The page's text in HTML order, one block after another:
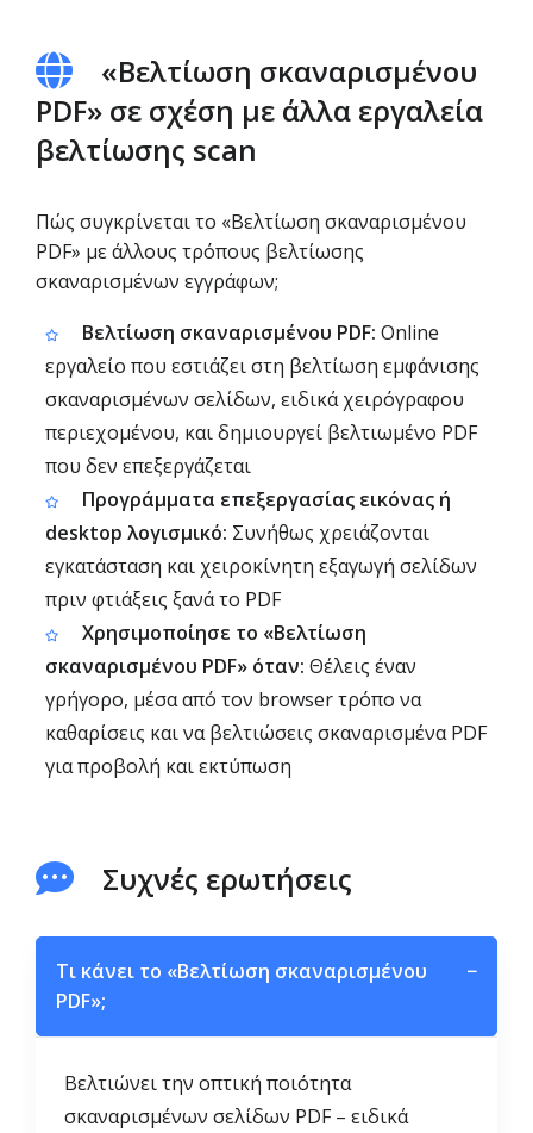
«Βελτίωση σκαναρισμένου
PDF» σε σχέση με άλλα εργαλεία
βελτίωσης scan
Πώς συγκρίνεται το «Βελτίωση σκαναρισμένου
PDF» με άλλους τρόπους βελτίωσης
σκαναρισμένων εγγράφων;
Βελτίωση σκαναρισμένου PDF: Online
εργαλείο που εστιάζει στη βελτίωση εμφάνισης
σκαναρισμένων σελίδων, ειδικά χειρόγραφου
περιεχομένου, και δημιουργεί βελτιωμένο PDF
που δεν επεξεργάζεται
Προγράμματα επεξεργασίας εικόνας ή
desktop λογισμικό: Συνήθως χρειάζονται
εγκατάσταση και χειροκίνητη εξαγωγή σελίδων
πριν φτιάξεις ξανά το PDF
Χρησιμοποίησε το «Βελτίωση
σκαναρισμένου PDF» όταν: Θέλεις έναν
γρήγορο, μέσα από τον browser τρόπο να
καθαρίσεις και να βελτιώσεις σκαναρισμένα PDF
για προβολή και εκτύπωση
Συχνές ερωτήσεις
Τι κάνει το «Βελτίωση σκαναρισμένου
PDF»;
−
Βελτιώνει την οπτική ποιότητα
σκαναρισμένων σελίδων PDF – ειδικά